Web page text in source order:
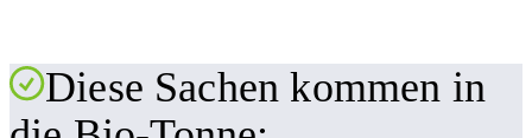
Diese Sachen kommen in